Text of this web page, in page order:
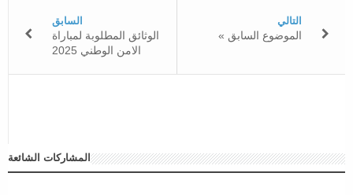
التالي
« الموضوع السابق
السابق
الوثائق المطلوبة لمباراة
الامن الوطني 2025
المشاركات الشائعة